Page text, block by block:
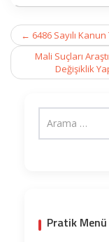
Post
navigation
← 6486 Sayılı
Mali Suçları
Değişiklik
Pratik Menü